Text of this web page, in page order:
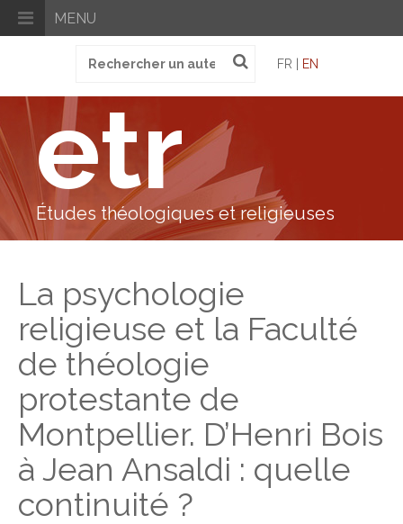
MENU
pour
FR | EN
etr
Études théologiques et religieuses
La psychologie
religieuse et la Faculté
de théologie
protestante de
Montpellier. D’Henri Bois
à Jean Ansaldi : quelle
continuité ?